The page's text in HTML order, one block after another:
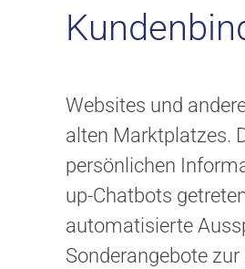
Websites und
alten Marktplatzes.
persönlichen
up-Chatbots
automatisierte
Sonderangebote